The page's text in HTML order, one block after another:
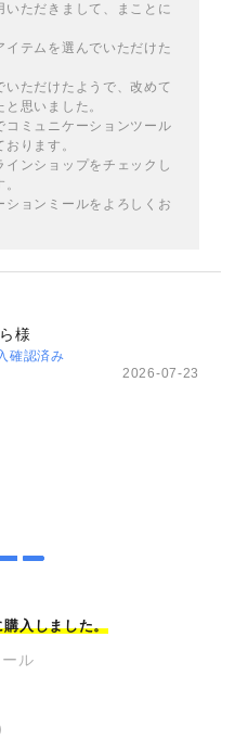
いただきまして、まことに
イテムを選んでいただけた
いただけたようで、改めて
思いました。
コミュニケーションツール
ります。
インショップをチェックし
ョンミールをよろしくお
様
確認済み
2026-07-23
購入しました。
ル